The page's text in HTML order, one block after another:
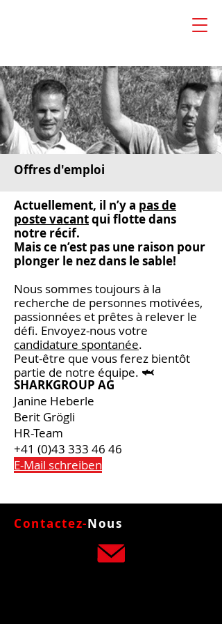
Offres d'emploi
Actuellement, il n’y a pas de
poste vacantqui flotte dans
notre récif.
Mais ce n’est pas une raison pour
plonger le nez dans le sable!
Nous sommes toujours à la
recherche de personnes motivées,
passionnées et prêtes à relever le
défi. Envoyez-nous votre
candidature spontanée.
Peut-être que vous ferez bientôt
partie de notre équipe. 🦈
SHARKGROUP AG
Janine Heberle
Berit Grögli
HR-Team
+41 (0)43 333 46 46
E-Mail schreiben
Contactez-Nous